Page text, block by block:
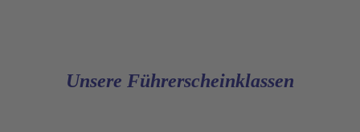
Unsere Führerscheinklassen